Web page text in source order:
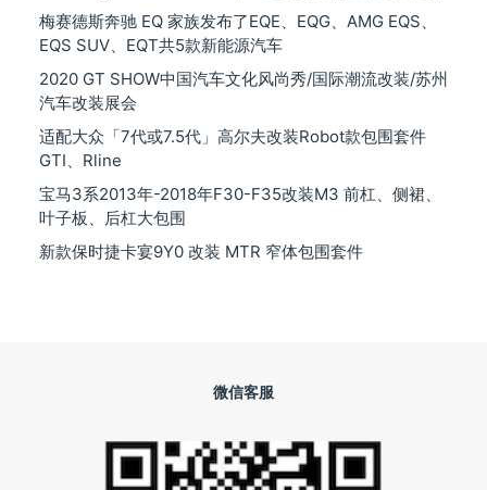
梅赛德斯奔驰 EQ 家族发布了EQE、EQG、AMG EQS、
EQS SUV、EQT共5款新能源汽车
2020 GT SHOW中国汽车文化风尚秀/国际潮流改装/苏州
汽车改装展会
适配大众「7代或7.5代」高尔夫改装Robot款包围套件
GTI、Rline
宝马3系2013年-2018年F30-F35改装M3 前杠、侧裙、
叶子板、后杠大包围
新款保时捷卡宴9Y0 改装 MTR 窄体包围套件
微信客服